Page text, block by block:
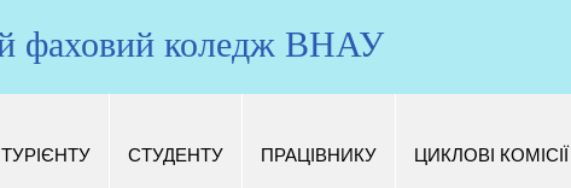
фаховий коледж ВНАУ
СТУДЕНТУ ПРАЦІВНИКУ ЦИКЛОВІ КОМІСІЇ